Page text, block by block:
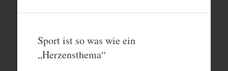
Sport ist so was wie ein
„Herzensthema“